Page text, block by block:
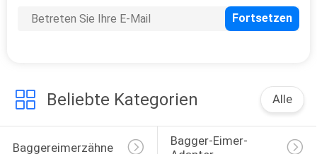
Beliebte Kategorien Alle
Baggereimerzähne
Bagger-Eimer-